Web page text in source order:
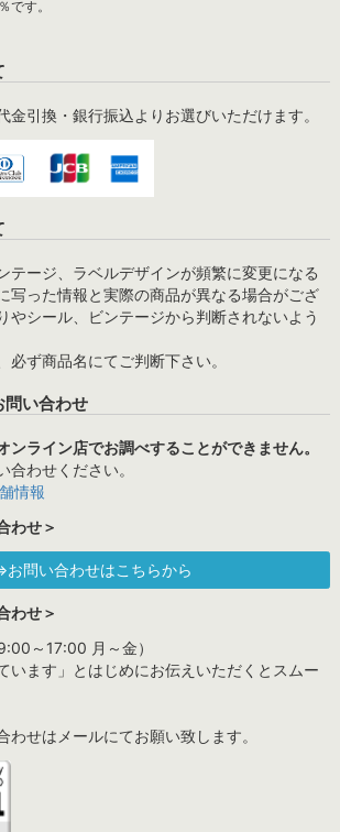
です。
金引換・銀行振込よりお選びいただけます。
テージ、ラベルデザインが頻繁に変更になる
写った情報と実際の商品が異なる場合がござ
やシール、ビンテージから判断されないよう
必ず商品名にてご判断下さい。
問い合わせ
ンライン店でお調べすることができません。
合わせください。
情報
わせ＞
お問い合わせはこちらから
わせ＞
～17:00 月～金）
います」とはじめにお伝えいただくとスムー
わせはメールにてお願い致します。